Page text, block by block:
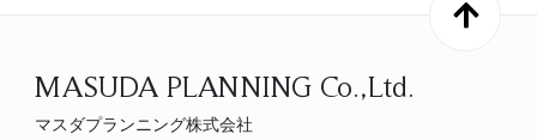
MASUDA PLANNING Co.,Ltd.
マスダプランニング株式会社